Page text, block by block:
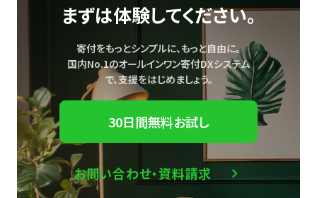
まずは体験してください。
寄付をもっとシンプルに、もっと自由に。
国内No.1のオールインワン寄付DXシステム
で、支援をはじめましょう。
30日間無料お試し
お問い合わせ・資料請求